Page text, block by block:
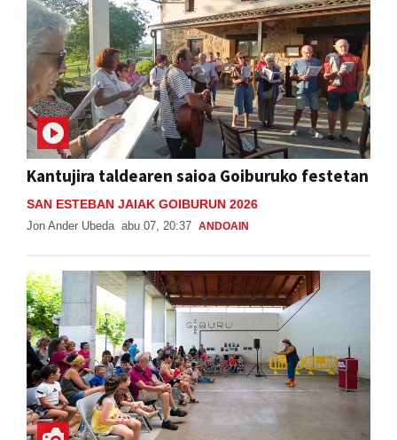
Kantujira taldearen saioa Goiburuko festetan
SAN ESTEBAN JAIAK GOIBURUN 2026
Jon Ander Ubeda abu 07, 20:37 ANDOAIN